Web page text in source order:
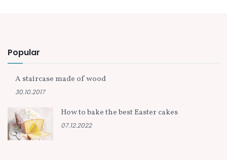
Popular
A staircase made of wood
30.10.2017
How to bake the best Easter cakes
07.12.2022